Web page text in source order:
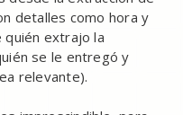
detalles como hora y
quién extrajo la
se le entregó y
relevante).